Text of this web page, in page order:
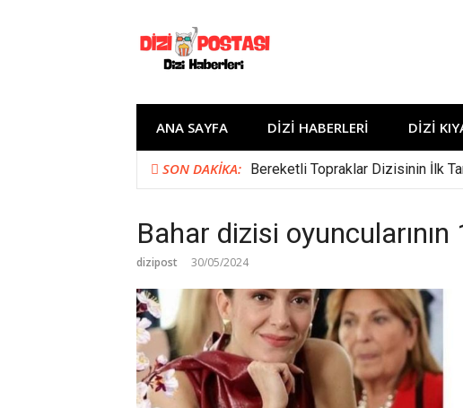
ANA SAYFA DIZI HABERLERI DIZI
SON DAKIKA: Bereketli Topraklar Dizisinin İlk
Bahar dizisi
dizipost 30/05/2024